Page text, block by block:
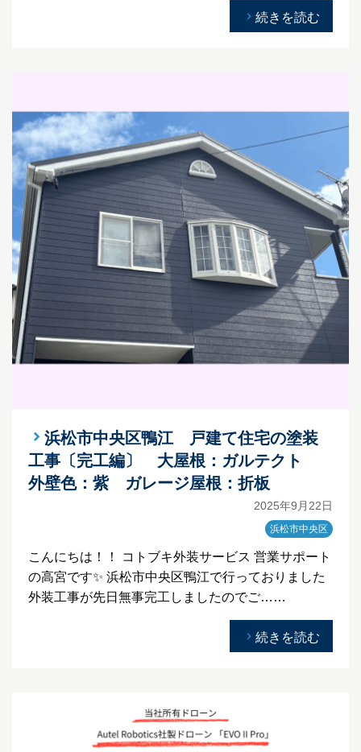
続きを読む
浜松市中央区鴨江 戸建て住宅の塗装
工事〔完工編〕 大屋根：ガルテクト
外壁色：紫 ガレージ屋根：折板
2025年9月22日
浜松市中央区
こんにちは！！ コトブキ外装サービス 営業サポート
の高宮です✨ 浜松市中央区鴨江で行っておりました
外装工事が先日無事完工しましたのでご……
続きを読む